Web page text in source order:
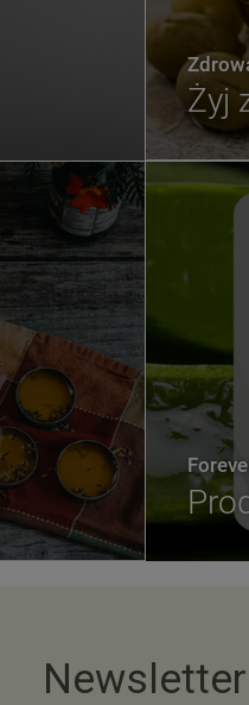
Żyj
Newsletter